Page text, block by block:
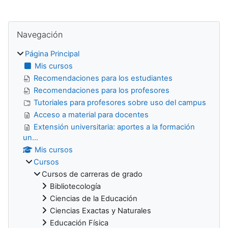
Bloques
Navegación
Página Principal
Mis cursos
Recomendaciones para los estudiantes
Recomendaciones para los profesores
Tutoriales para profesores sobre uso del campus
Acceso a material para docentes
Extensión universitaria: aportes a la formación
un...
Mis cursos
Cursos
Cursos de carreras de grado
Bibliotecología
Ciencias de la Educación
Ciencias Exactas y Naturales
Educación Física